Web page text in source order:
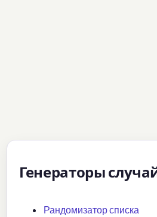
Генераторы
Рандомизатор списка